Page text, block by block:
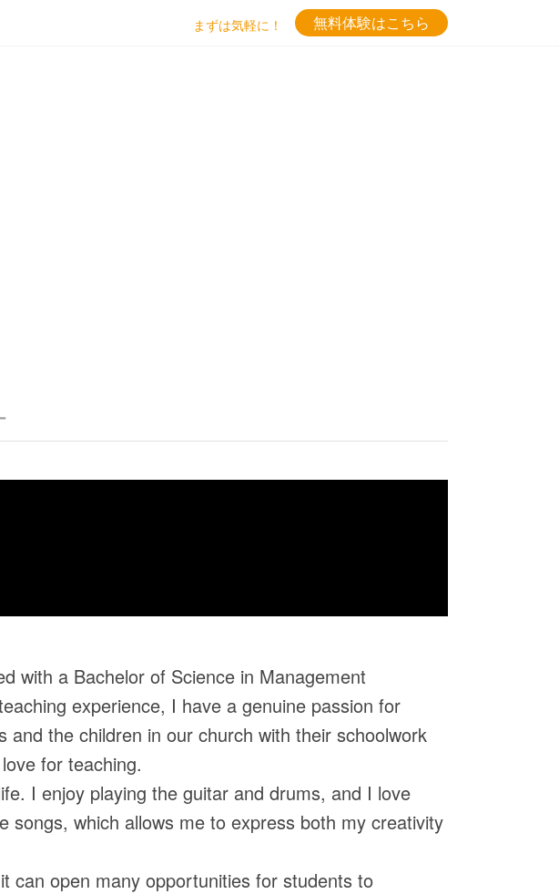
まずは気軽に！ 無料体験はこちら
with a Bachelor of Science in Management
experience, I have a genuine passion for
the children in our church with their schoolwork
for teaching.
I enjoy playing the guitar and drums, and I love
which allows me to express both my creativity
can open many opportunities for students to